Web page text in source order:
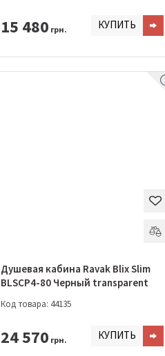
15 480 грн. КУПИТЬ
Душевая кабина Ravak Blix Slim
BLSCP4-80 Черный transparent
Код товара: 44135
24 570 грн. КУПИТЬ